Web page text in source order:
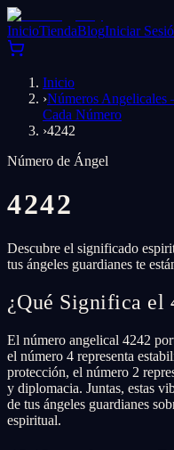
InicioTiendaBlogIniciar
Inicio
›Números
Cada Número
›4242
Número de Ángel
4242
Descubre el significado
tus ángeles guardianes te
¿Qué Significa el
El número angelical 4242
el número 4 representa
protección, el número 2
y diplomacia. Juntas, estas
de tus ángeles guardianes
espiritual.